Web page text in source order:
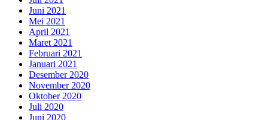
Juni 2021
Mei 2021
April 2021
Maret 2021
Februari 2021
Januari 2021
Desember 2020
November 2020
Oktober 2020
Juli 2020
Juni 2020